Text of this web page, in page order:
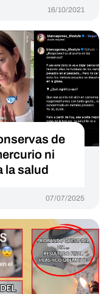
16/10/2021
de
ni
la salud
07/07/2025